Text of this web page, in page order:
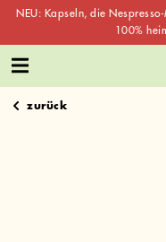
NEU: Kapseln, die
100%
content
zurück